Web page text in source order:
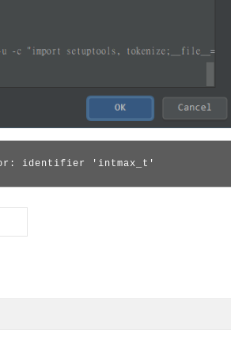
identifier 'intmax_t'